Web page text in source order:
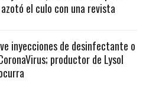
el culo con una revista
inyecciones de desinfectante o
productor de Lysol